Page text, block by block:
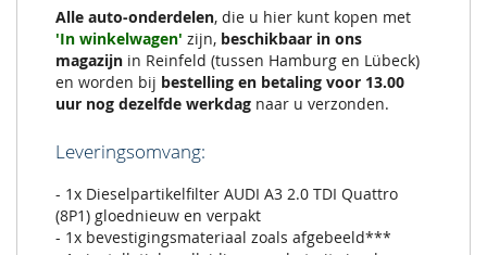
Alle auto-onderdelen, die u hier kunt kopen met
'In winkelwagen' zijn, beschikbaar in ons
magazijn in Reinfeld (tussen Hamburg en Lübeck)
en worden bij bestelling en betaling voor 13.00
uur nog dezelfde werkdag naar u verzonden.
Leveringsomvang:
- 1x Dieselpartikelfilter AUDI A3 2.0 TDI Quattro
(8P1) gloednieuw en verpakt
- 1x bevestigingsmateriaal zoals afgebeeld***